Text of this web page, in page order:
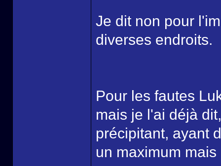
Je dit non pour
diverses endroits.
Pour les fautes
mais je l'ai déjà
précipitant, ayant
un maximum